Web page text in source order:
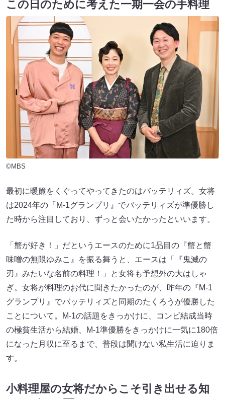
この日のために考えた一期一会の手料理
©MBS
最初に暖簾をくぐってやってきたのはバッテリィズ。女将
は2024年の『M-1グランプリ』でバッテリィズが準優勝し
た時から注目しており、ずっと会いたかったといいます。
「蟹が好き！」だというエースのために1品目の『蟹と蟹
味噌の無限ゆみこ』を振る舞うと、エースは「『鬼滅の
刃』みたいな名前の料理！」と女将も予想外の大はしゃ
ぎ。女将が料理のお代に聞きたかったのが、昨年の『M-1
グランプリ』でバッテリィズと同期のたくろうが優勝した
ことについて。M-1の話題をきっかけに、コンビ結成当時
の極貧生活から結婚、M-1準優勝をきっかけに一気に180倍
になった月収に至るまで、普段は聞けない私生活に迫りま
す。
小料理屋の女将だからこそ引き出せる知